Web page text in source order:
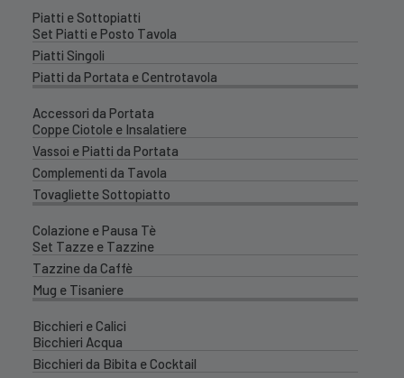
Piatti e Sottopiatti
Set Piatti e Posto Tavola
Piatti Singoli
Piatti da Portata e Centrotavola
Accessori da Portata
Coppe Ciotole e Insalatiere
Vassoi e Piatti da Portata
Complementi da Tavola
Tovagliette Sottopiatto
Colazione e Pausa Tè
Set Tazze e Tazzine
Tazzine da Caffè
Mug e Tisaniere
Bicchieri e Calici
Bicchieri Acqua
Bicchieri da Bibita e Cocktail